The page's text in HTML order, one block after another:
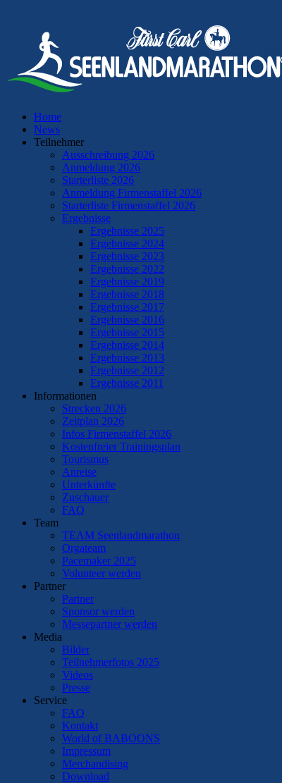
Home
News
Teilnehmer
Ausschreibung 2026
Anmeldung 2026
Starterliste 2026
Anmeldung Firmenstaffel 2026
Starterliste Firmenstaffel 2026
Ergebnisse
Ergebnisse 2025
Ergebnisse 2024
Ergebnisse 2023
Ergebnisse 2022
Ergebnisse 2019
Ergebnisse 2018
Ergebnisse 2017
Ergebnisse 2016
Ergebnisse 2015
Ergebnisse 2014
Ergebnisse 2013
Ergebnisse 2012
Ergebnisse 2011
Informationen
Strecken 2026
Zeitplan 2026
Infos Firmenstaffel 2026
Kostenfreier Trainingsplan
Tourismus
Anreise
Unterkünfte
Zuschauer
FAQ
Team
TEAM Seenlandmarathon
Orgateam
Pacemaker 2025
Volunteer werden
Partner
Partner
Sponsor werden
Messepartner werden
Media
Bilder
Teilnehmerfotos 2025
Videos
Presse
Service
FAQ
Kontakt
World of BABOONS
Impressum
Merchandising
Download